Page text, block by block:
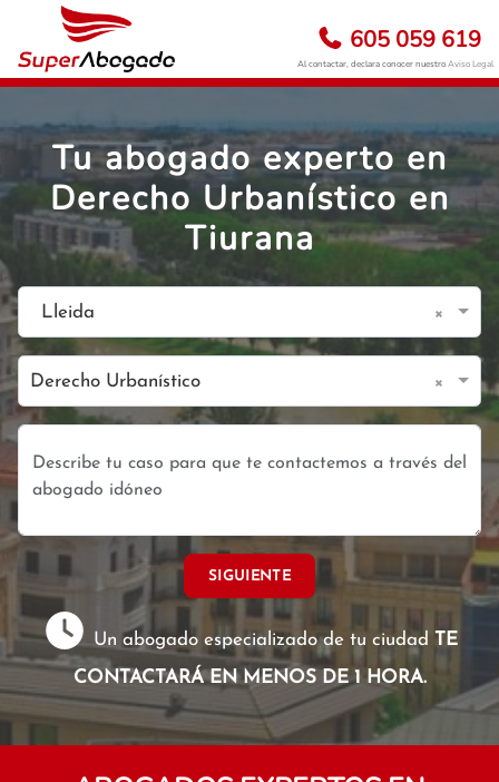
605 059 619
Al contactar, declara conocer nuestroAviso Legal
Tu abogado experto en
Derecho Urbanístico en
Tiurana
Lleida ×
Derecho Urbanístico ×
SIGUIENTE
Un abogado especializado de tu ciudad TE
CONTACTARÁ EN MENOS DE 1 HORA.